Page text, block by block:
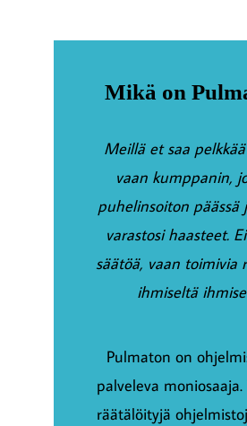
Mikä on
Meillä et saa
vaan kumppanin,
puhelinsoiton päässä
varastosi haasteet.
säätöä, vaan toimivia
ihmiseltä
Pulmaton on
palveleva moniosaaja.
räätälöityjä